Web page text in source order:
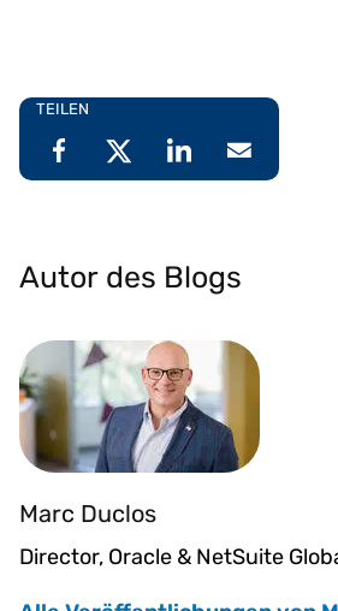
TEILEN
Autor des Blogs
Marc Duclos
Director, Oracle & NetSuite